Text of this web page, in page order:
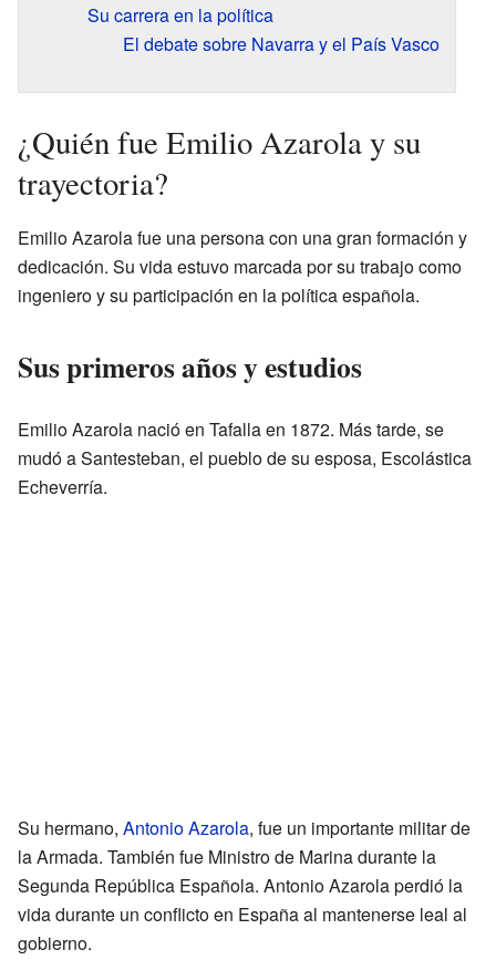
Su carrera en la política
El debate sobre Navarra y el País Vasco
¿Quién fue Emilio Azarola y su
trayectoria?
Emilio Azarola fue una persona con una gran formación y
dedicación. Su vida estuvo marcada por su trabajo como
ingeniero y su participación en la política española.
Sus primeros años y estudios
Emilio Azarola nació en Tafalla en 1872. Más tarde, se
mudó a Santesteban, el pueblo de su esposa, Escolástica
Echeverría.
Su hermano, Antonio Azarola, fue un importante militar de
la Armada. También fue Ministro de Marina durante la
Segunda República Española. Antonio Azarola perdió la
vida durante un conflicto en España al mantenerse leal al
gobierno.